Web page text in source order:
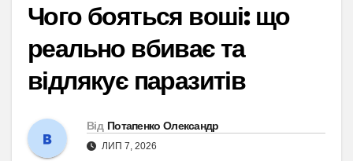
Чого бояться воші: що
реально вбиває та
відлякує паразитів
Від Потапенко Олександр
ЛИП 7, 2026